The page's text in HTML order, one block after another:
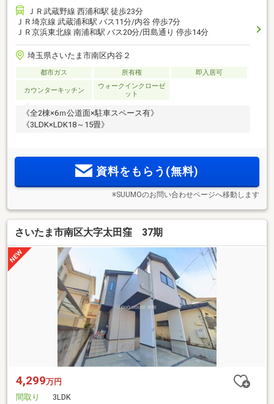
ＪＲ武蔵野線 西浦和駅 徒歩23分
ＪＲ埼京線 武蔵浦和駅 バス11分/内谷 停歩7分
ＪＲ京浜東北線 南浦和駅 バス20分/田島通り 停歩14分
埼玉県さいたま市南区内谷２
都市ガス 所有権 即入居可
カウンターキッチン
ウォークインクローゼ
ット
《全2棟×6ｍ公道面×駐車スペース有》
《3LDK×LDK18～15畳》
資料をもらう(無料)
※SUUMOのお問い合わせページへ移動します
さいたま市南区大字太田窪 37期
4,299万円
間取り
3LDK